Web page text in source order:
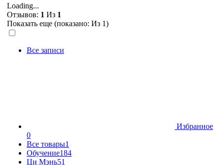
Loading...
Отзывов: 1 Из 1
Показать еще (показано: Из 1)
Все записи
Избранное
0
Все товары1
Обучение184
Ци Мэнь51